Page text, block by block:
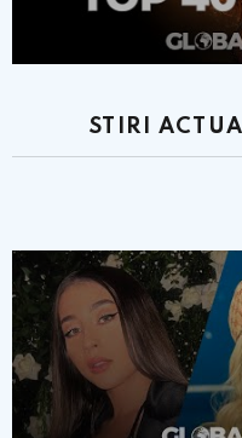
STIRI